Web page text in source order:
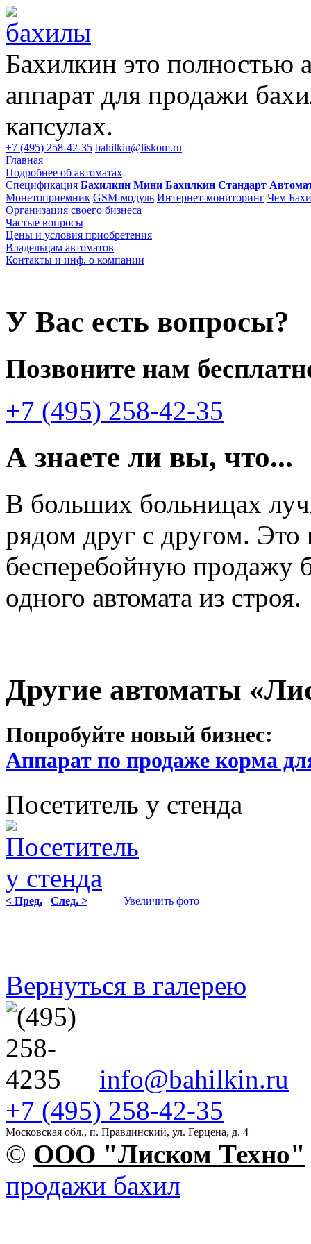
Бахилкин это полностью
аппарат для продажи
капсулах.
+7 (495) 258-42-35 bahilkin@liskom.ru
Главная
Подробнее об автоматах
Спецификация Бахилкин Мини Бахилкин Стандарт
Монетоприемник GSM-модуль Интернет-мониторинг Чем
Организация своего бизнеса
Частые вопросы
Цены и условия приобретения
Владельцам автоматов
Контакты и инф. о компании
У Вас есть вопросы?
Позвоните нам
+7 (495) 258-42-35
А знаете ли вы, что...
В больших больницах
рядом друг с другом. Это
бесперебойную продажу
одного автомата из строя.
Другие автоматы
Попробуйте новый бизнес:
Аппарат по продаже корма
Посетитель у стенда
< Пред. След. > Увеличить фото
Вернуться в галерею
info@bahilkin.ru
+7 (495) 258-42-35
Московская обл., п. Правдинский, ул. Герцена, д. 4
© OOO "Лиском Техно"
продажи бахил